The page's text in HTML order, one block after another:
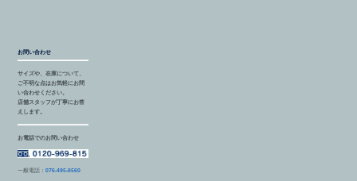
お問い合わせ
サイズや、在庫について、
ご不明な点はお気軽にお問
い合わせください。
店舗スタッフが丁寧にお答
えします。
お電話でのお問い合わせ
一般電話：076-495-8560